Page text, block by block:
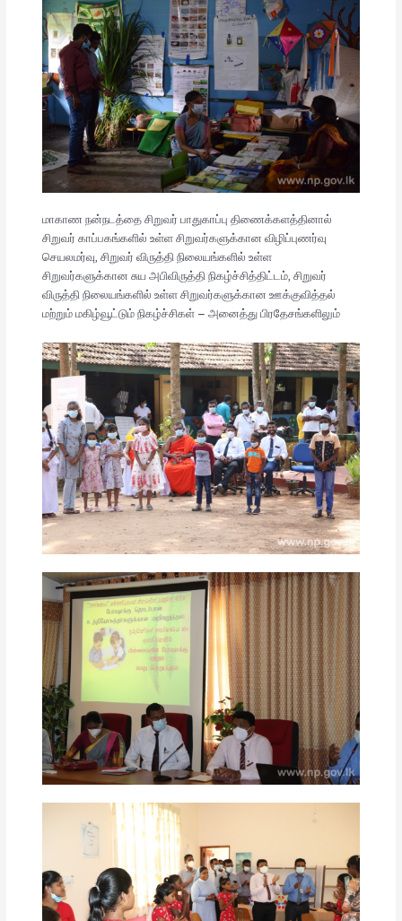
மாகாண நன்நடத்தை சிறுவர் பாதுகாப்பு திணைக்களத்தினால்
சிறுவர் காப்பகங்களில் உள்ள சிறுவர்களுக்கான விழிப்புணர்வு
செயலமர்வு, சிறுவர் விருத்தி நிலையங்களில் உள்ள
சிறுவர்களுக்கான சுய அபிவிருத்தி நிகழ்ச்சித்திட்டம், சிறுவர்
விருத்தி நிலையங்களில் உள்ள சிறுவர்களுக்கான ஊக்குவித்தல்
மற்றும் மகிழ்வூட்டும் நிகழ்ச்சிகள் – அனைத்து பிரதேசங்களிலும்